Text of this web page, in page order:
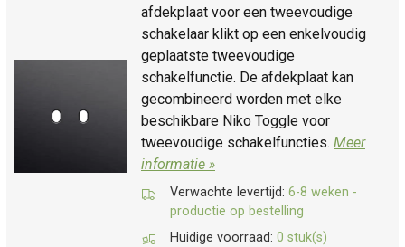
afdekplaat voor een tweevoudige
schakelaar klikt op een enkelvoudig
geplaatste tweevoudige
schakelfunctie. De afdekplaat kan
gecombineerd worden met elke
beschikbare Niko Toggle voor
tweevoudige schakelfuncties. Meer
informatie »
Verwachte levertijd: 6-8 weken -
productie op bestelling
Huidige voorraad: 0 stuk(s)